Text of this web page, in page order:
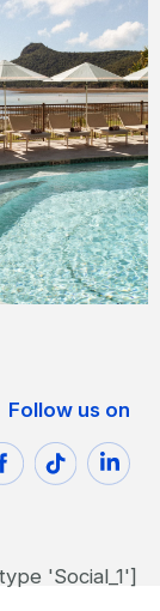
Follow us on
'Social_1']